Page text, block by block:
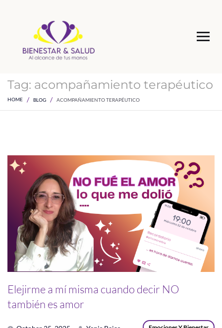
Tag: acompañamiento terapéutico
HOME BLOG ACOMPAÑAMIENTO TERAPÉUTICO
Elejirme a mí misma cuando decir NO
también es amor